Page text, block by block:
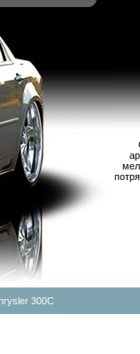
300C